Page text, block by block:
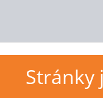
Stránky